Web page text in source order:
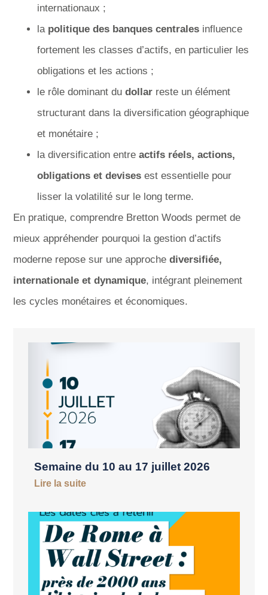
internationaux ;
la politique des banques centrales influence
fortement les classes d’actifs, en particulier les
obligations et les actions ;
le rôle dominant dudollar reste un élément
structurant dans la diversification géographique
et monétaire ;
la diversification entreactifs réels, actions,
obligations et devises est essentielle pour
lisser la volatilité sur le long terme.
En pratique, comprendre Bretton Woods permet de
mieux appréhender pourquoi la gestion d’actifs
moderne repose sur une approchediversifiée,
internationale et dynamique, intégrant pleinement
les cycles monétaires et économiques.
Semaine du 10 au 17 juillet 2026
Lire la suite